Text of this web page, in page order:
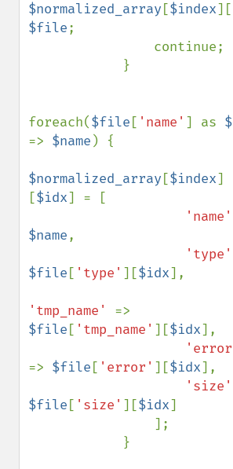
$normalized_array [$index
$file;
foreach($file [ 'name' ] as
=> $name ) {
$normalized_array [$index]
[$idx] = [
'name'
$name,
'type'
$file [ 'type' ][$idx],
'tmp_name'
$file [ 'tmp_name' ][$idx],
=> $file [ 'error' ][$idx],
'size'
$file [ 'size' ][$idx]